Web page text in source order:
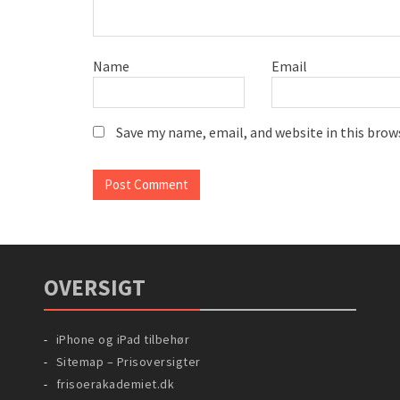
Name Email
Save my name, email, and website in this
OVERSIGT
iPhone og iPad tilbehør
Sitemap – Prisoversigter
frisoerakademiet.dk